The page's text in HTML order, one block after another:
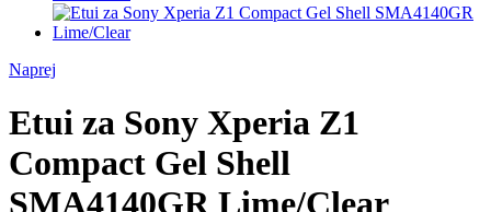
Naprej
Etui za Sony Xperia Z1
Compact Gel Shell
SMA4140GR Lime/Clear